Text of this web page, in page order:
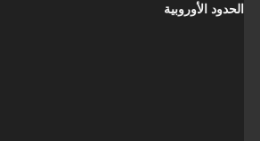
الحدود الأوروبية